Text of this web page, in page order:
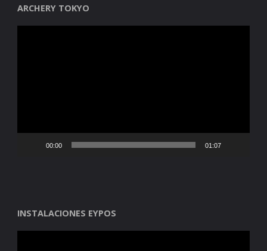
ARCHERY TOKYO
00:00 01:07
INSTALACIONES EYPOS